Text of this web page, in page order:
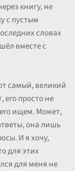
книгу, не
с пустым
словах
вместе с
самый, великий
просто не
ищем. Может,
она лишь
И я хочу,
для этих
для меня не